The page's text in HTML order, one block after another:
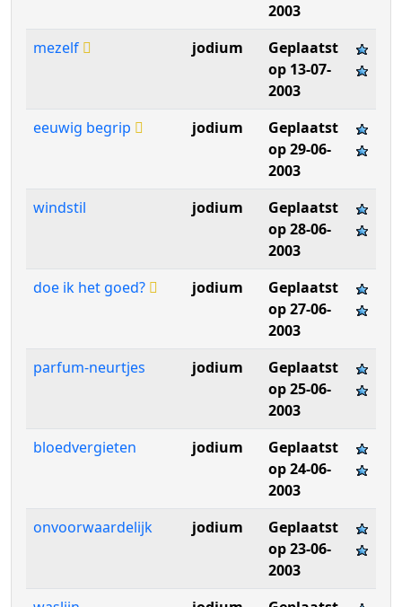
2003
mezelf
jodium
Geplaatst
op 13-07-
2003
eeuwig begrip
jodium
Geplaatst
op 29-06-
2003
windstil
jodium
Geplaatst
op 28-06-
2003
doe ik het goed?
jodium
Geplaatst
op 27-06-
2003
parfum-neurtjes
jodium
Geplaatst
op 25-06-
2003
bloedvergieten
jodium
Geplaatst
op 24-06-
2003
onvoorwaardelijk
jodium
Geplaatst
op 23-06-
2003